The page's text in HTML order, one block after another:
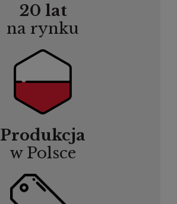
20 lat
na rynku
Produkcja
w Polsce